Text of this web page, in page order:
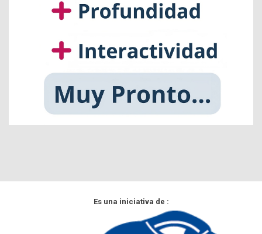
Es una iniciativa de :